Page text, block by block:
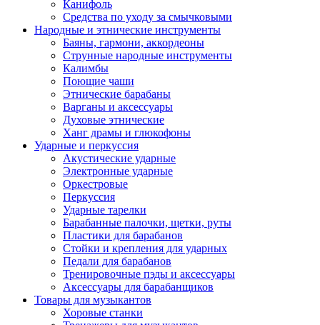
Канифоль
Средства по уходу за смычковыми
Народные и этнические инструменты
Баяны, гармони, аккордеоны
Струнные народные инструменты
Калимбы
Поющие чаши
Этнические барабаны
Варганы и аксессуары
Духовые этнические
Ханг драмы и глюкофоны
Ударные и перкуссия
Акустические ударные
Электронные ударные
Оркестровые
Перкуссия
Ударные тарелки
Барабанные палочки, щетки, руты
Пластики для барабанов
Стойки и крепления для ударных
Педали для барабанов
Тренировочные пэды и аксессуары
Аксессуары для барабанщиков
Товары для музыкантов
Хоровые станки